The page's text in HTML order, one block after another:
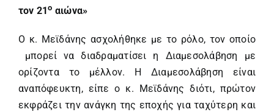
τον 21ο αιώνα»
Ο κ. Μεϊδάνης ασχολήθηκε με το ρόλο, τον οποίο
μπορεί να διαδραματίσει η Διαμεσολάβηση με
ορίζοντα το μέλλον. Η Διαμεσολάβηση είναι
αναπόφευκτη, είπε ο κ. Μεϊδάνης διότι, πρώτον
εκφράζει την ανάγκη της εποχής για ταχύτερη και